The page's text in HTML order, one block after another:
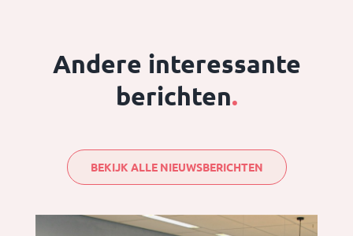
Andere interessante
berichten.
BEKIJK ALLE NIEUWSBERICHTEN